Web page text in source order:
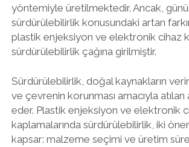
yöntemiyle üretilmektedir. Ancak,
sürdürülebilirlik konusundaki artan
plastik enjeksiyon ve elektronik cihaz
sürdürülebilirlik çağına girilmiştir.
Sürdürülebilirlik, doğal kaynakların
ve çevrenin korunması amacıyla atılan
eder. Plastik enjeksiyon ve elektronik
kaplamalarında sürdürülebilirlik, iki
kapsar: malzeme seçimi ve üretim